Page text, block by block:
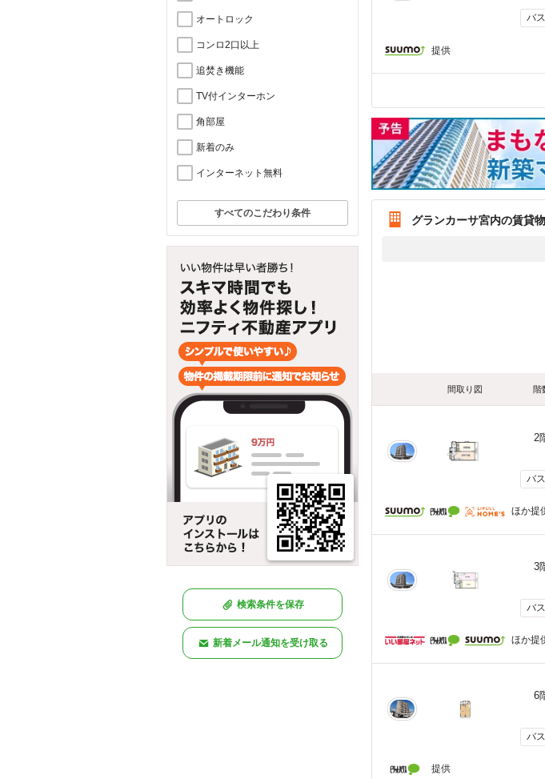
オートロック
コンロ2口以上
追焚き機能
TV付インターホン
角部屋
新着のみ
インターネット無料
すべてのこだわり条件
検索条件を保存
新着メール通知を受け取る
バ
提供
グランカーサ宮内の賃貸
間取り図 階
2
バ
ほか提
3
バ
ほか提
6
バ
提供